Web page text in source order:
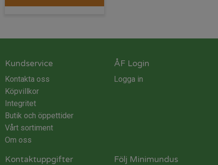
Kundservice
Kontakta oss
Köpvillkor
Integritet
Butik och öppettider
Vårt sortiment
Om oss
ÅF Login
Logga in
Kontaktuppgifter Följ Minimundus